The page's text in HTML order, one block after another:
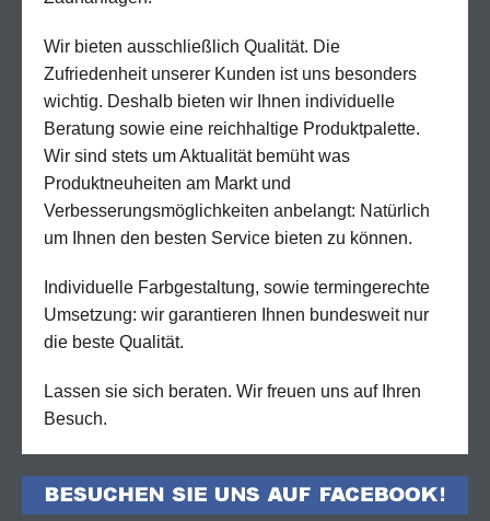
Wir bieten ausschließlich Qualität. Die
Zufriedenheit unserer Kunden ist uns besonders
wichtig. Deshalb bieten wir Ihnen individuelle
Beratung sowie eine reichhaltige Produktpalette.
Wir sind stets um Aktualität bemüht was
Produktneuheiten am Markt und
Verbesserungsmöglichkeiten anbelangt: Natürlich
um Ihnen den besten Service bieten zu können.
Individuelle Farbgestaltung, sowie termingerechte
Umsetzung: wir garantieren Ihnen bundesweit nur
die beste Qualität.
Lassen sie sich beraten. Wir freuen uns auf Ihren
Besuch.